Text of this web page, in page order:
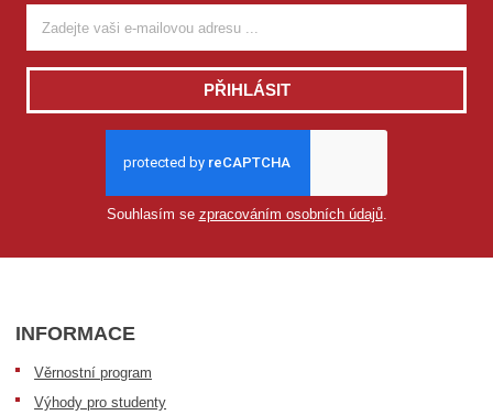
PŘIHLÁSIT
Souhlasím se zpracováním osobních údajů.
INFORMACE
Věrnostní program
Výhody pro studenty